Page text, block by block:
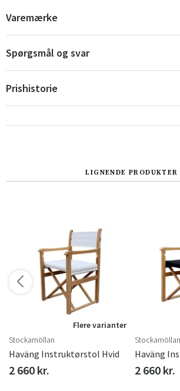
Sverige
Varemærke
Spørgsmål og svar
Prishistorie
LIGNENDE PRODUKTER
Flere varianter
Stockamöllan
Haväng Instruktørstol Hvid
2 660 kr.
Stockamöllan
Haväng
2 660 kr.